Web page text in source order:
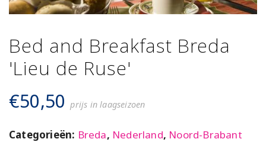
Bed and Breakfast Breda
'Lieu de Ruse'
€50,50 prijs in laagseizoen
Categorieën: Breda, Nederland, Noord-Brabant